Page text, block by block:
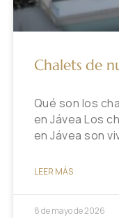
Chalets de
Qué son los
en Jávea Los
en Jávea son
LEER MÁS
8 de mayo de 2026